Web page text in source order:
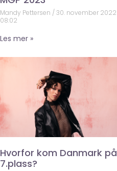
Mandy Pettersen
30. november 2022
08:02
Les mer »
Hvorfor kom Danmark på
7.plass?